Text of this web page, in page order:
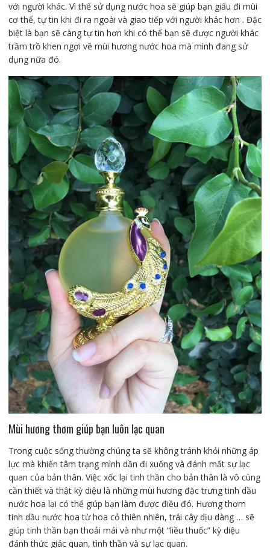
với người khác. Vì thế sử dụng nước hoa sẽ giúp bạn giấu đi mùi
cơ thể, tự tin khi đi ra ngoài và giao tiếp với người khác hơn . Đặc
biệt là bạn sẽ càng tự tin hơn khi có thể bạn sẽ được người khác
trầm trồ khen ngợi về mùi hương nước hoa mà mình đang sử
dụng nữa đó.
Mùi hương thơm giúp bạn luôn lạc quan
Trong cuộc sống thường chúng ta sẽ không tránh khỏi những áp
lực mà khiến tâm trạng mình dần đi xuống và đánh mất sự lạc
quan của bản thân. Việc xốc lại tinh thần cho bản thân là vô cùng
cần thiết và thật kỳ diệu là những mùi hương đặc trưng tinh dầu
nước hoa lại có thể giúp bạn làm được điều đó. Hương thơm
tinh dầu nước hoa từ hoa cỏ thiên nhiên, trái cây dịu dàng … sẽ
giúp tinh thần bạn thoải mái và như một “liều thuốc” kỳ diệu
đánh thức giác quan, tình thần và sự lạc quan.